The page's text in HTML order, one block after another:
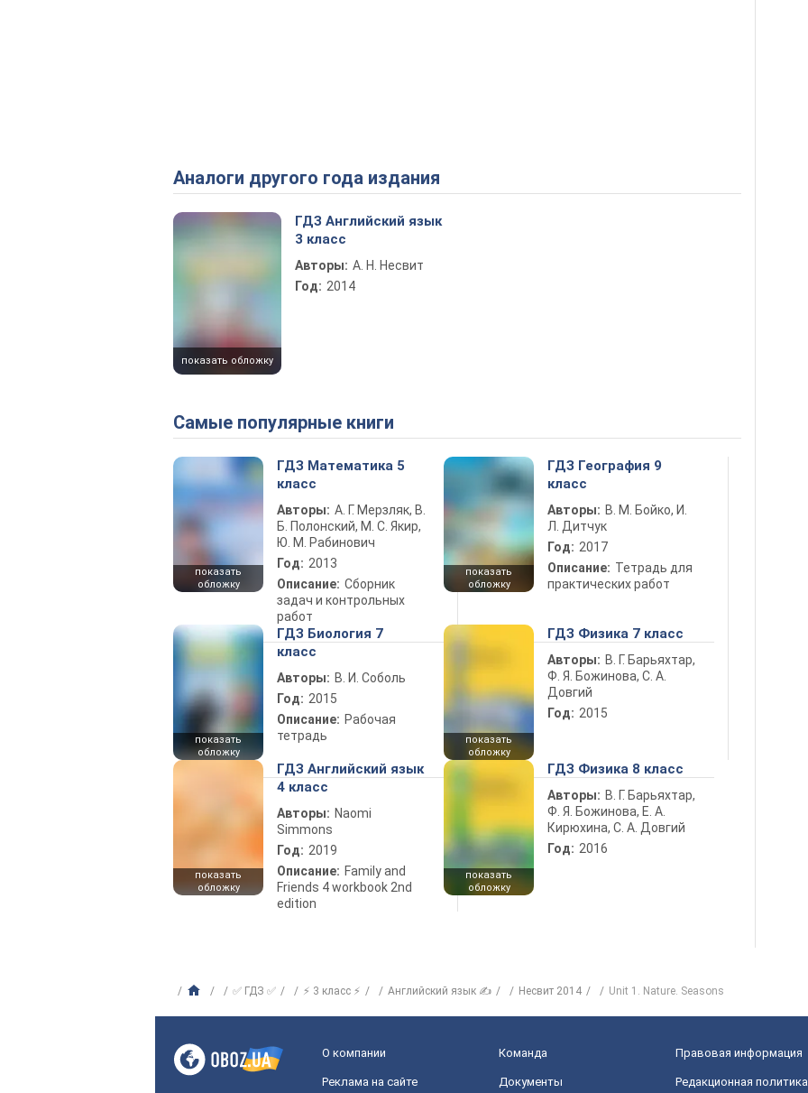
Аналоги другого года издания
показать обложку
ГДЗ Английский язык
3 класс
Авторы: А. Н. Несвит
Год: 2014
Самые популярные книги
показать
обложку
ГДЗ Математика 5
класс
Авторы: А. Г. Мерзляк, В.
Б. Полонский, М. С. Якир,
Ю. М. Рабинович
Год: 2013
Описание: Сборник
задач и контрольных
работ
показать
обложку
ГДЗ География 9
класс
Авторы: В. М. Бойко, И.
Л. Дитчук
Год: 2017
Описание: Тетрадь для
практических работ
показать
обложку
ГДЗ Биология 7
класс
Авторы: В. И. Соболь
Год: 2015
Описание: Рабочая
тетрадь
показать
обложку
ГДЗ Физика 7 класс
Авторы: В. Г. Барьяхтар,
Ф. Я. Божинова, С. А.
Довгий
Год: 2015
показать
обложку
ГДЗ Английский язык
4 класс
Авторы: Naomi
Simmons
Год: 2019
Описание: Family and
Friends 4 workbook 2nd
edition
показать
обложку
ГДЗ Физика 8 класс
Авторы: В. Г. Барьяхтар,
Ф. Я. Божинова, Е. А.
Кирюхина, С. А. Довгий
Год: 2016
✅ ГДЗ ✅ ⚡ 3 класс ⚡ Английский язык ✍ Несвит 2014 Unit 1. Nature. Seasons
О компании Команда Правовая информация
Реклама на сайте Документы Редакционная политика